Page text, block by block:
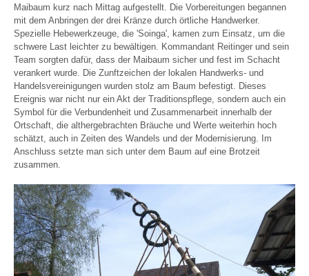
Maibaum kurz nach Mittag aufgestellt. Die Vorbereitungen begannen
mit dem Anbringen der drei Kränze durch örtliche Handwerker.
Spezielle Hebewerkzeuge, die 'Soinga', kamen zum Einsatz, um die
schwere Last leichter zu bewältigen. Kommandant Reitinger und sein
Team sorgten dafür, dass der Maibaum sicher und fest im Schacht
verankert wurde. Die Zunftzeichen der lokalen Handwerks- und
Handelsvereinigungen wurden stolz am Baum befestigt. Dieses
Ereignis war nicht nur ein Akt der Traditionspflege, sondern auch ein
Symbol für die Verbundenheit und Zusammenarbeit innerhalb der
Ortschaft, die althergebrachten Bräuche und Werte weiterhin hoch
schätzt, auch in Zeiten des Wandels und der Modernisierung. Im
Anschluss setzte man sich unter dem Baum auf eine Brotzeit
zusammen.